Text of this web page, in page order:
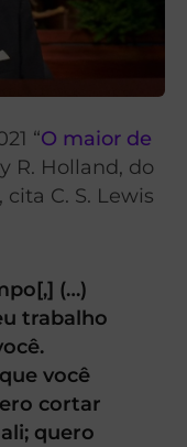
“O maior de
R. Holland, do
C. S. Lewis
(…)
trabalho
você
cortar
quero